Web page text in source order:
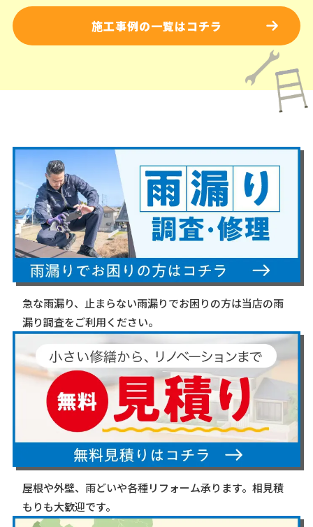
施工事例の一覧はコチラ
急な雨漏り、止まらない雨漏りでお困りの方は当店の雨
漏り調査をご利用ください。
屋根や外壁、雨どいや各種リフォーム承ります。相見積
もりも大歓迎です。